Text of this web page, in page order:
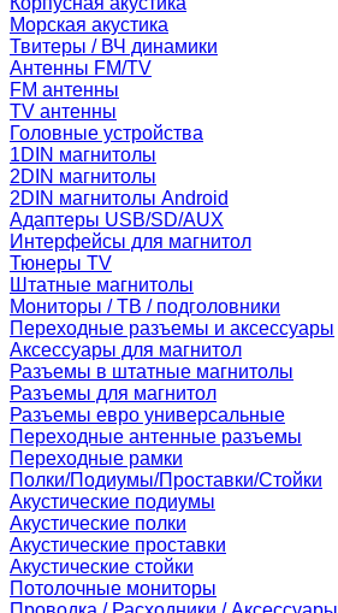
Морская акустика
Твитеры / ВЧ динамики
Антенны FM/TV
FM антенны
TV антенны
Головные устройства
1DIN магнитолы
2DIN магнитолы
2DIN магнитолы Android
Адаптеры USB/SD/AUX
Интерфейсы для магнитол
Тюнеры TV
Штатные магнитолы
Мониторы / ТВ / подголовники
Переходные разъемы и аксессуары
Аксессуары для магнитол
Разъемы в штатные магнитолы
Разъемы для магнитол
Разъемы евро универсальные
Переходные антенные разъемы
Переходные рамки
Полки/Подиумы/Проставки/Стойки
Акустические подиумы
Акустические полки
Акустические проставки
Акустические стойки
Потолочные мониторы